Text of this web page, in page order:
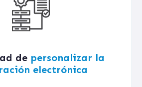
de personalizar la
electrónica